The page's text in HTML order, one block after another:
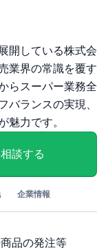
開している株式会
業界の常識を覆す
らスーパー業務全
バランスの実現、
魅力です。
談する
企業情報
品の発注等